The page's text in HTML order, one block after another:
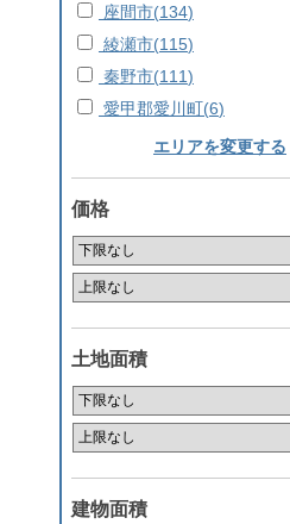
座間市(134)
綾瀬市(115)
秦野市(111)
愛甲郡愛川町(6)
エリアを変更する
価格
土地面積
建物面積